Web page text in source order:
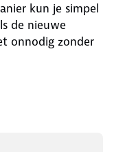
kun je simpel
de nieuwe
onnodig zonder